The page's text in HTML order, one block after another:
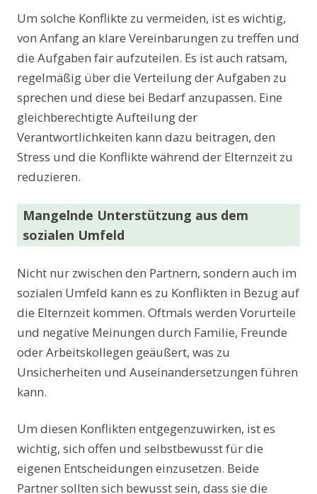
Um solche Konflikte zu vermeiden, ist es wichtig,
von Anfang an klare Vereinbarungen zu treffen und
die Aufgaben fair aufzuteilen. Es ist auch ratsam,
regelmäßig über die Verteilung der Aufgaben zu
sprechen und diese bei Bedarf anzupassen. Eine
gleichberechtigte Aufteilung der
Verantwortlichkeiten kann dazu beitragen, den
Stress und die Konflikte während der Elternzeit zu
reduzieren.
Mangelnde Unterstützung aus dem
sozialen Umfeld
Nicht nur zwischen den Partnern, sondern auch im
sozialen Umfeld kann es zu Konflikten in Bezug auf
die Elternzeit kommen. Oftmals werden Vorurteile
und negative Meinungen durch Familie, Freunde
oder Arbeitskollegen geäußert, was zu
Unsicherheiten und Auseinandersetzungen führen
kann.
Um diesen Konflikten entgegenzuwirken, ist es
wichtig, sich offen und selbstbewusst für die
eigenen Entscheidungen einzusetzen. Beide
Partner sollten sich bewusst sein, dass sie die